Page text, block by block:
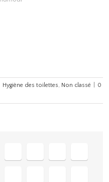
Hygiène des toilettes, Non classé
0